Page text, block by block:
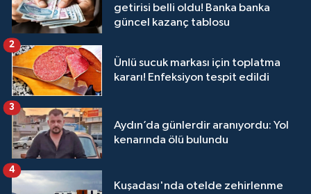
getirisi belli oldu! Banka banka
güncel kazanç tablosu
Ünlü sucuk markası için toplatma
kararı! Enfeksiyon tespit edildi
2
Aydın’da günlerdir aranıyordu: Yol
kenarında ölü bulundu
3
Kuşadası'nda otelde zehirlenme
4